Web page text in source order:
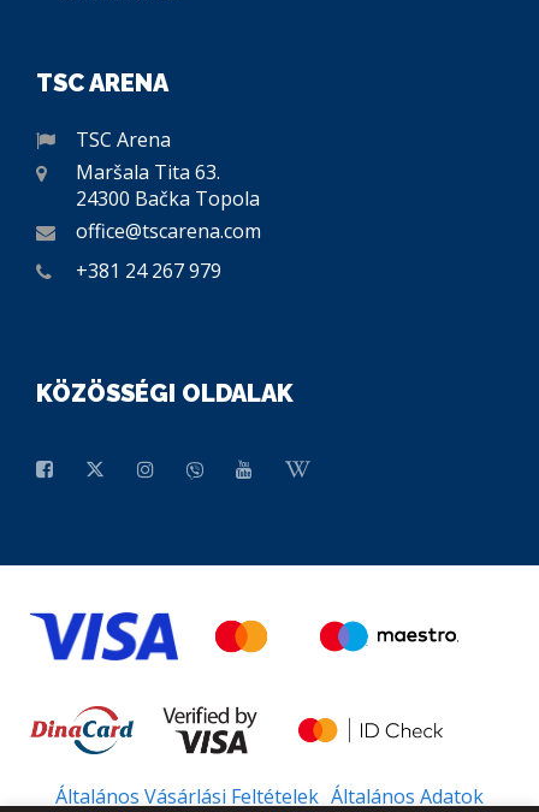
TSC ARENA
TSC Arena
Maršala Tita 63.
24300 Bačka Topola
office@tscarena.com
+381 24 267 979
KÖZÖSSÉGI OLDALAK
Általános Vásárlási Feltételek Általános Adatok